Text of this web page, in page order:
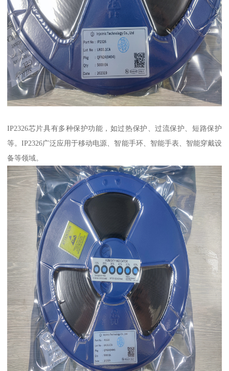
IP2326芯片具有多种保护功能，如过热保护、过流保护、短路保护
等。IP2326广泛应用于移动电源、智能手环、智能手表、智能穿戴设
备等领域。